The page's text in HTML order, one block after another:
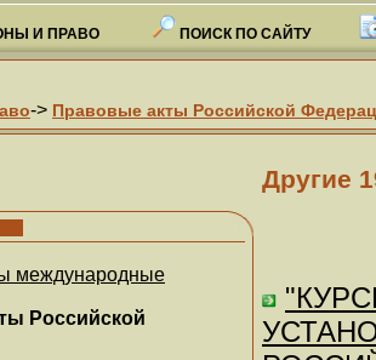
И ПРАВО ПОИСК ПО САЙТУ
-> Правовые акты Российской
международные
Российской
Другие